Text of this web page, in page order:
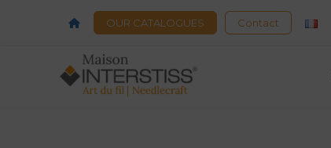
OUR CATALOGUES Contact